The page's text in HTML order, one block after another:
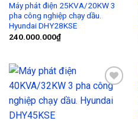
Máy phát điện 25KVA/20KW 3
pha công nghiệp chạy dầu.
Hyundai DHY28KSE
240.000.000₫
Add to
Wishlist